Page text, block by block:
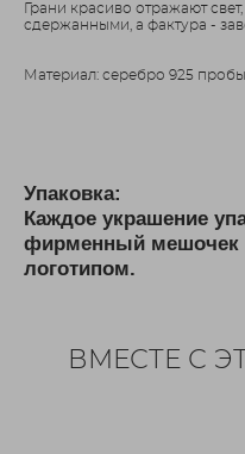
Грани красиво отражают
сдержанными, а фактура -
Материал: серебро 925 пробы
Упаковка:
Каждое украшение
фирменный мешочек
логотипом.
ВМЕСТЕ С